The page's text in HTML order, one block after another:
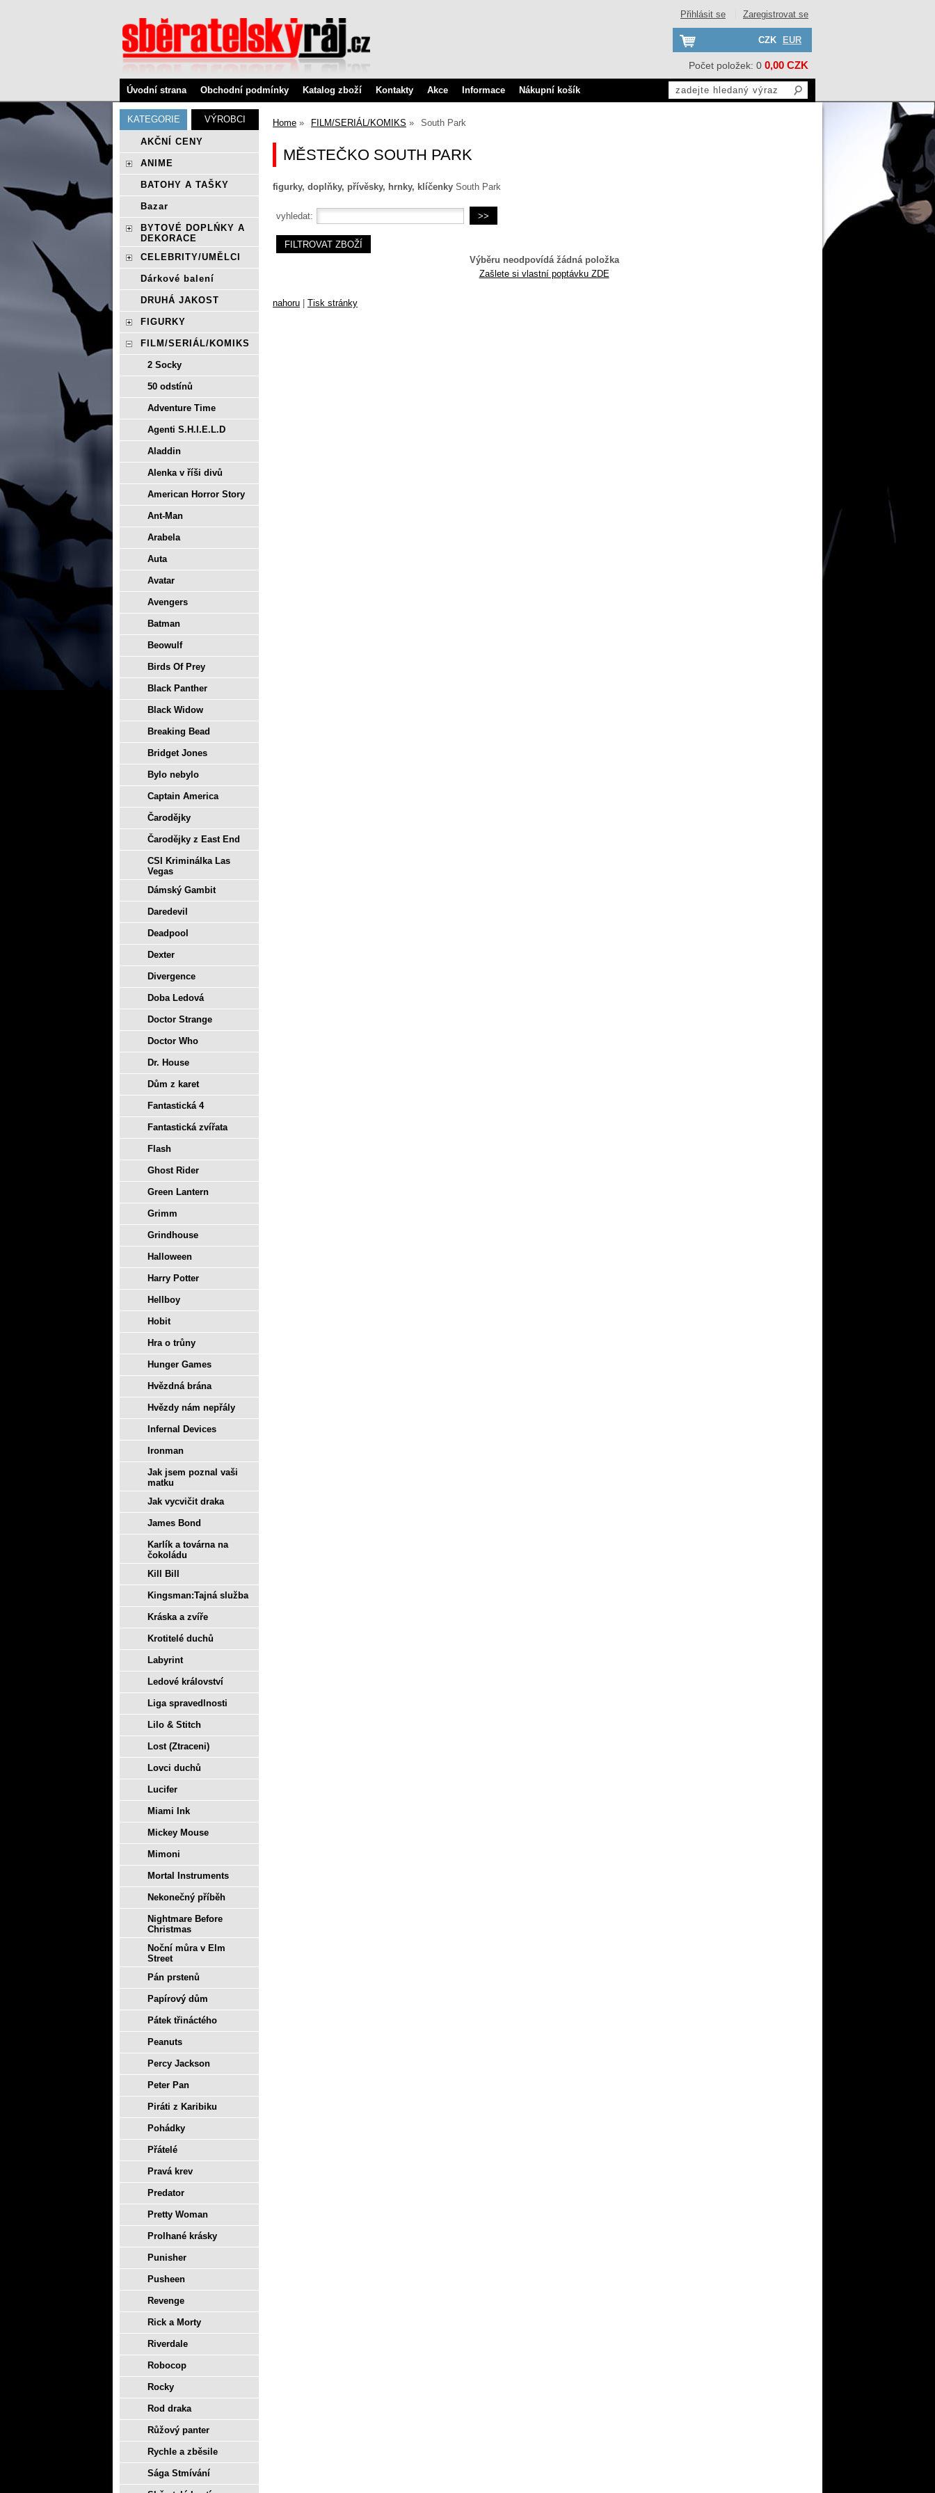
Počet položek: 0 0,00 CZK
CZK EUR
Přihlásit se Zaregistrovat se
Úvodní strana Obchodní podmínky Katalog zboží Kontakty Akce Informace Nákupní košík
Home FILM/SERIÁL/KOMIKS South Park
MĚSTEČKO SOUTH PARK
figurky, doplňky, přívěsky, hrnky, klíčenky South Park
vyhledat:
Výběru neodpovídá žádná položka
Zašlete si vlastní poptávku ZDE
nahoru | Tisk stránky
KATEGORIE VÝROBCI
AKČNÍ CENY
ANIME
BATOHY A TAŠKY
Bazar
BYTOVÉ DOPLŃKY A
DEKORACE
CELEBRITY/UMĚLCI
Dárkové balení
DRUHÁ JAKOST
FIGURKY
FILM/SERIÁL/KOMIKS
2 Socky
50 odstínů
Adventure Time
Agenti S.H.I.E.L.D
Aladdin
Alenka v říši divů
American Horror Story
Ant-Man
Arabela
Auta
Avatar
Avengers
Batman
Beowulf
Birds Of Prey
Black Panther
Black Widow
Breaking Bead
Bridget Jones
Bylo nebylo
Captain America
Čarodějky
Čarodějky z East End
CSI Kriminálka Las
Vegas
Dámský Gambit
Daredevil
Deadpool
Dexter
Divergence
Doba Ledová
Doctor Strange
Doctor Who
Dr. House
Dům z karet
Fantastická 4
Fantastická zvířata
Flash
Ghost Rider
Green Lantern
Grimm
Grindhouse
Halloween
Harry Potter
Hellboy
Hobit
Hra o trůny
Hunger Games
Hvězdná brána
Hvězdy nám nepřály
Infernal Devices
Ironman
Jak jsem poznal vaši
matku
Jak vycvičit draka
James Bond
Karlík a továrna na
čokoládu
Kill Bill
Kingsman:Tajná služba
Kráska a zvíře
Krotitelé duchů
Labyrint
Ledové království
Liga spravedlnosti
Lilo & Stitch
Lost (Ztraceni)
Lovci duchů
Lucifer
Miami Ink
Mickey Mouse
Mimoni
Mortal Instruments
Nekonečný příběh
Nightmare Before
Christmas
Noční můra v Elm
Street
Pán prstenů
Papírový dům
Pátek třináctého
Peanuts
Percy Jackson
Peter Pan
Piráti z Karibiku
Pohádky
Přátelé
Pravá krev
Predator
Pretty Woman
Prolhané krásky
Punisher
Pusheen
Revenge
Rick a Morty
Riverdale
Robocop
Rocky
Rod draka
Růžový panter
Rychle a zběsile
Sága Stmívání